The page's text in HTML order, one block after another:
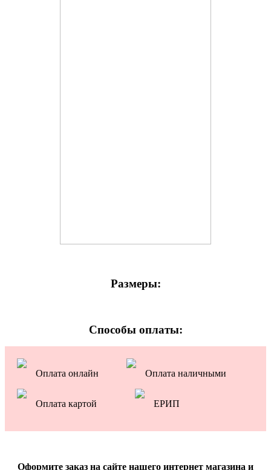
Размеры:
Способы оплаты:
Оплата онлайн Оплата наличными
Оплата картой ЕРИП
Оформите заказ на сайте нашего интернет магазина и